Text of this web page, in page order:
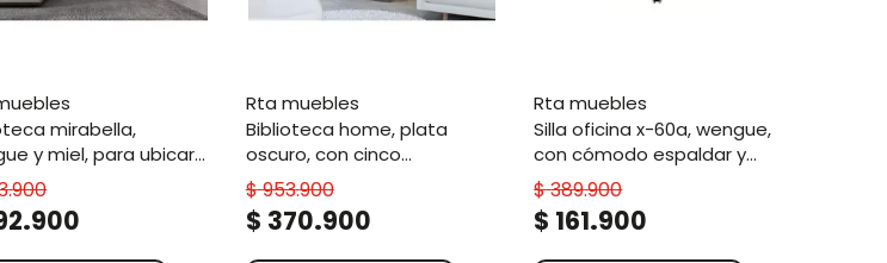
y miel, para ubicar
y multiples objetos
.900
.900
rta muebles
biblioteca home, plata
oscuro, con cinco
entrepaños y dos puertas
abatibles zf
$953.900
$ 370.900
rta muebles
silla oficina x-60a, wengue,
con cómodo espaldar y
rodachines
$389.900
$ 161.900